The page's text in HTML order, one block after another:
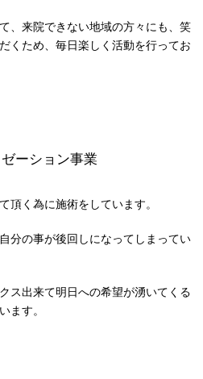
、来院できない地域の方々にも、笑
くため、毎日楽しく活動を行ってお
頂く為に施術をしています。
分の事が後回しになってしまってい
ス出来て明日への希望が湧いてくる
ます。